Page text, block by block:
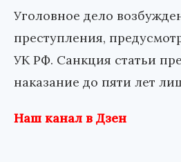
Уголовное дело
преступления,
УК РФ. Санкция статьи
наказание до пяти лет
Наш канал в Дзен